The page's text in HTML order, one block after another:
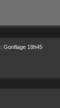
Gonflage 18h45